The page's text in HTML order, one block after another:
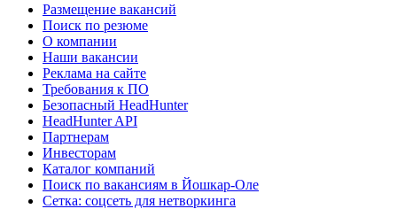
Размещение вакансий
Поиск по резюме
О компании
Наши вакансии
Реклама на сайте
Требования к ПО
Безопасный HeadHunter
HeadHunter API
Партнерам
Инвесторам
Каталог компаний
Поиск по вакансиям в Йошкар-Оле
Сетка: соцсеть для нетворкинга